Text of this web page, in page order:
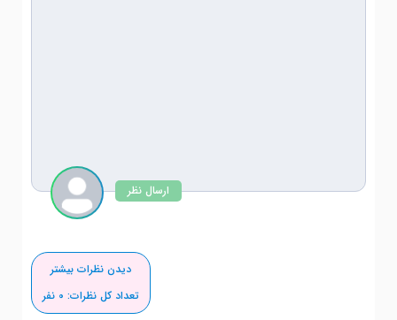
ارسال نظر
دیدن نظرات بیشتر
تعداد کل نظرات: 0 نفر